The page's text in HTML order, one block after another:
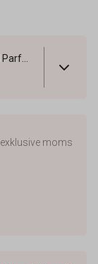
Schampo/Dusch Strovels Naturell Parfymerad 2,5L
exklusive moms